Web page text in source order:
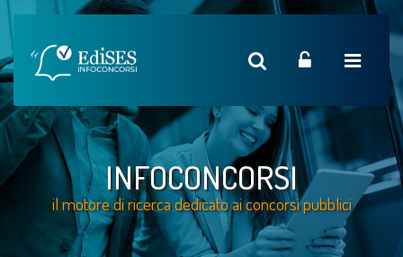
INFOCONCORSI
il motore di ricerca dedicato ai concorsi pubblici